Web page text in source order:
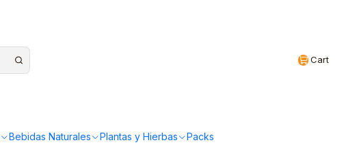
Cart
Bebidas Naturales Plantas y Hierbas Packs
(5 Productos)